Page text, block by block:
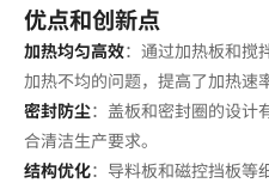
优点和创新点
加热均匀高效：通过加热板和搅
加热不均的问题，提高了加热速
密封防尘：盖板和密封圈的设计
合清洁生产要求。
结构优化：导料板和磁控挡板等